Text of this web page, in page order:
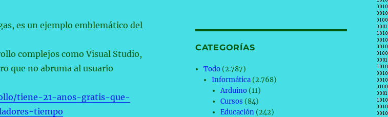
es un ejemplo emblemático del
complejos como Visual Studio,
que no abruma al usuario
tiene-21-anos-gratis-que-
tiempo
CATEGORÍAS
Todo (2.787)
Informática (2.768)
Arduino(11)
Cursos (84)
Educación(242)